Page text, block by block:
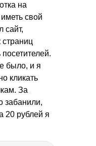
на
свой
сайт,
страниц
было, и я
кликать
За
забанили,
20 рублей я